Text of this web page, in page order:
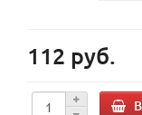
112 руб.